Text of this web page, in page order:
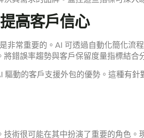
高客戶信心
非常重要的。AI 可透過自動化簡化流
錯誤率趨勢與客戶保留度量指標結
動的客戶支援外包的優勢。這種有
術很可能在其中扮演了重要的角色